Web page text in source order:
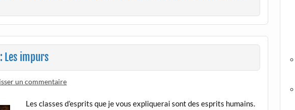
Les impurs
un commentaire
Les classes d’esprits que je vous expliquerai sont des esprits humains.